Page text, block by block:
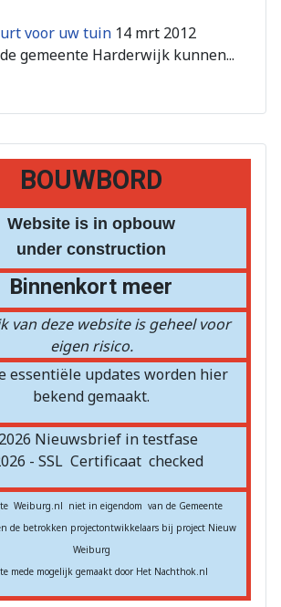
BOUWBORD
Website is in opbouw
under construction
Binnenkort meer
van deze website is geheel voor
eigen risico.
essentiële updates worden hier
bekend gemaakt.
Nieuwsbrief in testfase
- SSL Certificaat checked
Weiburg.nl niet in eigendom van de Gemeente
de betrokken projectontwikkelaars bij project Nieuw
Weiburg
mede mogelijk gemaakt door Het Nachthok.nl
voor uw tuin 14 mrt 2012
gemeente Harderwijk kunnen...